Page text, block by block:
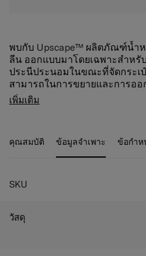
พบกับ Upscape™ ผลิตภัณฑ์น้ำ
ลีน ออกแบบมาโดยเฉพาะสำห
ประนีประนอมในขณะที่จัดกระเ
สามารถในการขยายและการอ
เงิน เพลิดเพลินกับการเดินทางที่
มากมาย เช่น ล้อกันสะเทือน ที่จั
จากขวดพลาสติก PET รีไซเคิล
เท่านั้น การตกแต่งภายในที่ใช้ง
คุณสมบัติสินค้า
เส้นซิปแบบกลับด้าน
สามารถขยายขนาดเพื่อเ
เพิ่มเติม
คุณสมบัติ ข้อมูลจำเพาะ ข้อกำห
SKU
วัสดุ